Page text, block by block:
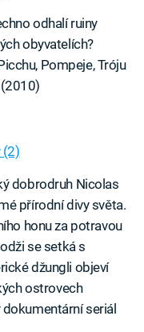
odhalí ruiny
obyvatelích?
Pompeje, Tróju
(2)
dobrodruh Nicolas
přírodní divy světa.
honu za potravou
se setká s
džungli objeví
ostrovech
seriál